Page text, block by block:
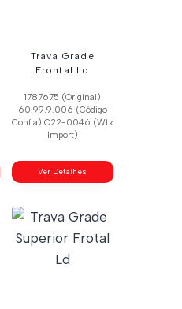
Trava Grade
Frontal Ld
1787675 (Original)
60.99.9.006 (Código
Confia) C22-0046 (Wtk
Import)
Ver Detalhes